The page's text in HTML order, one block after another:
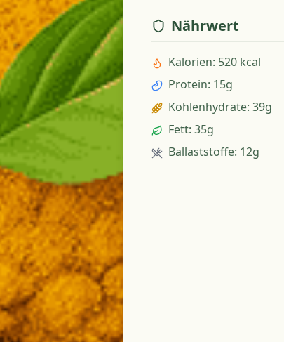
Nährwert
Kalorien: 520 kcal
Protein: 15g
Kohlenhydrate: 39g
Fett: 35g
Ballaststoffe: 12g